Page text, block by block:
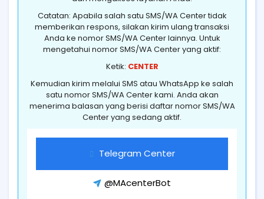
Catatan: Apabila salah satu SMS/WA Center tidak
memberikan respons, silakan kirim ulang transaksi
Anda ke nomor SMS/WA Center lainnya. Untuk
mengetahui nomor SMS/WA Center yang aktif:
Ketik: CENTER
Kemudian kirim melalui SMS atau WhatsApp ke salah
satu nomor SMS/WA Center kami. Anda akan
menerima balasan yang berisi daftar nomor SMS/WA
Center yang sedang aktif.
Telegram Center
@MAcenterBot